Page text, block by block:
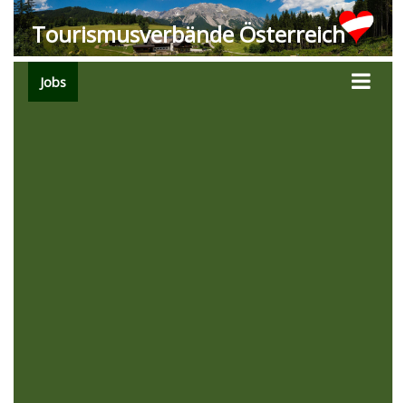
Tourismusverbände Österreich
Jobs